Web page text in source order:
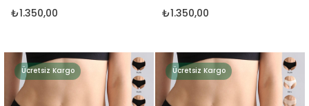
₺1.350,00 ₺1.350,00
Ücretsiz Kargo Ücretsiz Kargo